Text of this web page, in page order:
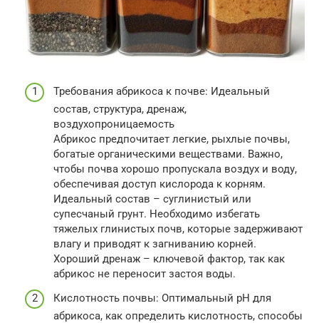
Требования абрикоса к почве: Идеальный
состав, структура, дренаж,
воздухопроницаемость
Абрикос предпочитает легкие, рыхлые почвы,
богатые органическими веществами. Важно,
чтобы почва хорошо пропускала воздух и воду,
обеспечивая доступ кислорода к корням.
Идеальный состав – суглинистый или
супесчаный грунт. Необходимо избегать
тяжелых глинистых почв, которые задерживают
влагу и приводят к загниванию корней.
Хороший дренаж – ключевой фактор, так как
абрикос не переносит застоя воды.
Кислотность почвы: Оптимальный pH для
абрикоса, как определить кислотность, способы